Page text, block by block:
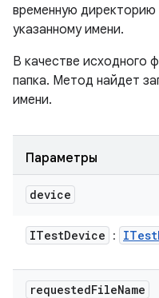
временную
указанному имени.
В качестве исходного
папка. Метод найдет
имени.
Параметры
device
ITestDevice : ITest
requestedFileName